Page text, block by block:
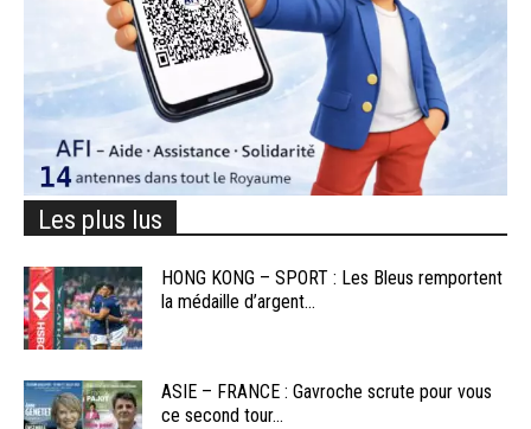
Les plus lus
HONG KONG – SPORT : Les Bleus remportent
la médaille d’argent...
ASIE – FRANCE : Gavroche scrute pour vous
ce second tour...